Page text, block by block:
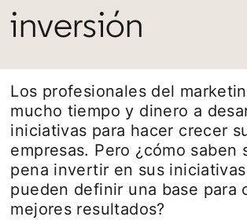
inversión
Los profesionales del
mucho tiempo y dinero a
iniciativas para hacer crecer
empresas. Pero ¿cómo saben
pena invertir en sus
pueden definir una base para
mejores resultados?